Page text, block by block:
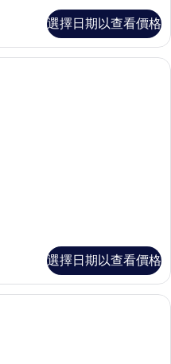
選擇日期以查看價格
通開放式客房 | 1 間臥室、高級寢具
選擇日期以查看價格
房 | 1 間臥室、高級寢具、舒適加層